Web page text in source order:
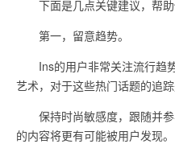
下面是几点关键建议，帮助
第一，留意趋势。
Ins的用户非常关注流行趋
艺术，对于这些热门话题的追
保持时尚敏感度，跟随并参
的内容将更有可能被用户发现。